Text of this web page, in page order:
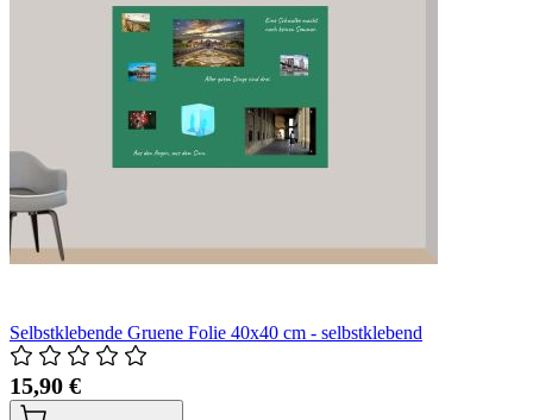
Selbstklebende Gruene Folie 40x40 cm - selbstklebend
15,90 €